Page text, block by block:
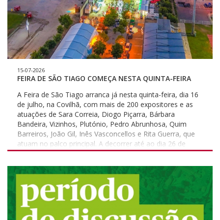
15-07-2026
FEIRA DE SÃO TIAGO COMEÇA NESTA QUINTA-FEIRA
A Feira de São Tiago arranca já nesta quinta-feira, dia 16
de julho, na Covilhã, com mais de 200 expositores e as
atuações de Sara Correia, Diogo Piçarra, Bárbara
Bandeira, Vizinhos, Plutónio, Pedro Abrunhosa, Quim
Barreiros, João Gil, Inês Vasconcellos e Rita Guerra, que
atuam no palco principal. A decorrer até ao dia 26 de
julho, o evento garante onze dias de muita diversão e
empresarial da região, com a presença de instituições,
espaços de restauração, empresas e negócios, bem
como carrosséis e divertimentos. Esta edição volta a ser
organizada pelo Município da Covilhã, em parceria com a
Associação Empresarial da Covilhã, Belmonte e